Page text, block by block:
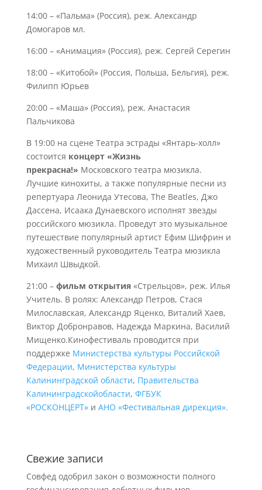
14:00 – «Пальма» (Россия), реж. Александр
Домогаров мл.
16:00 – «Анимация» (Россия), реж. Сергей Серегин
18:00 – «Китобой» (Россия, Польша, Бельгия), реж.
Филипп Юрьев
20:00 – «Маша» (Россия), реж. Анастасия
Пальчикова
В 19:00 на сцене Театра эстрады «Янтарь-холл»
состоится концерт «Жизнь
прекрасна!» Московского театра мюзикла.
Лучшие кинохиты, а также популярные песни из
репертуара Леонида Утесова, The Beatles, Джо
Дассена, Исаака Дунаевского исполнят звезды
российского мюзикла. Проведут это музыкальное
путешествие популярный артист Ефим Шифрин и
художественный руководитель Театра мюзикла
Михаил Швыдкой.
21:00 – фильм открытия«Стрельцов», реж. Илья
Учитель. В ролях: Александр Петров, Стася
Милославская, Александр Яценко, Виталий Хаев,
Виктор Добронравов, Надежда Маркина, Василий
Мищенко.Кинофестиваль проводится при
поддержке Министерства культуры Российской
Федерации, Министерства культуры
Калининградской области, Правительства
Калининградскойобласти, ФГБУК
«РОСКОНЦЕРТ»и АНО «Фестивальная дирекция».
Свежие записи
Совфед одобрил закон о возможности полного